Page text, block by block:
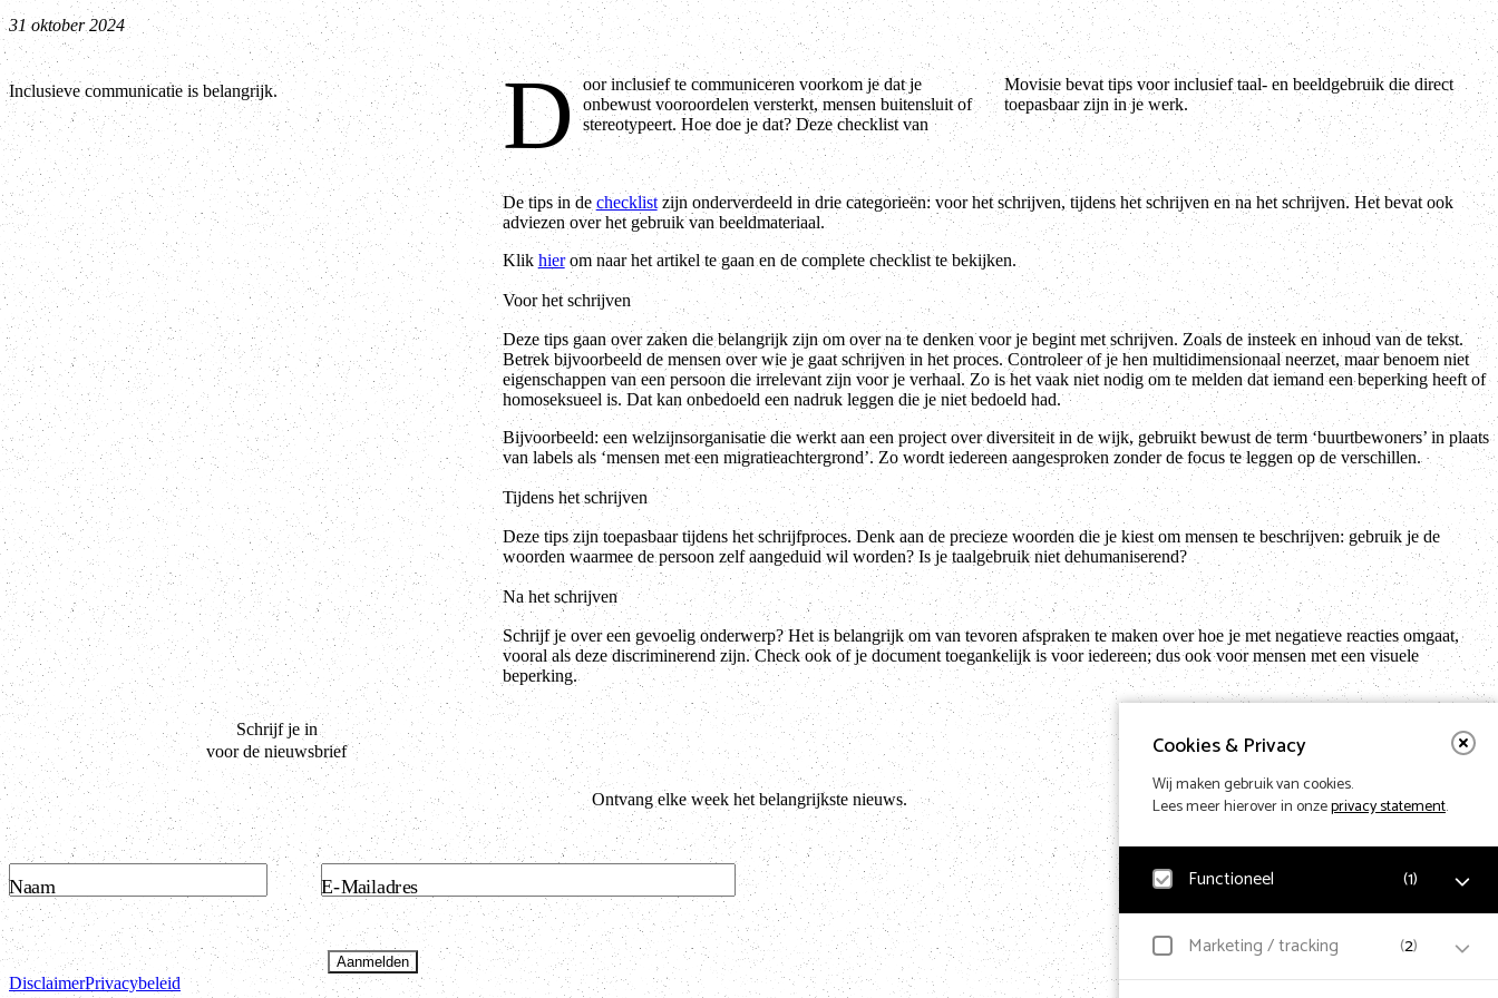
Cookies & Privacy
Wij maken gebruik van cookies.
Lees meer hierover in onzeprivacy statement.
Functioneel (1)
Noodzakelijk
onthouden van voorkeuren worden functionele cookies
Marketing / tracking (2)
31 oktober 2024
Inclusieve communicatie is belangrijk. D oor inclusief te communiceren voorkom je dat je
onbewust vooroordelen versterkt, mensen buitensluit of
stereotypeert. Hoe doe je dat? Deze checklist van
Movisie bevat tips voor inclusief taal- en beeldgebruik die direct
toepasbaar zijn in je werk.
De tips in de checklistzijn onderverdeeld in drie categorieën: voor het schrijven, tijdens het schrijven en na het schrijven. Het bevat ook
adviezen over het gebruik van beeldmateriaal.
Klik hierom naar het artikel te gaan en de complete checklist te bekijken.
Voor het schrijven
Deze tips gaan over zaken die belangrijk zijn om over na te denken voor je begint met schrijven. Zoals de insteek en inhoud van de tekst.
Betrek bijvoorbeeld de mensen over wie je gaat schrijven in het proces. Controleer of je hen multidimensionaal neerzet, maar benoem niet
eigenschappen van een persoon die irrelevant zijn voor je verhaal. Zo is het vaak niet nodig om te melden dat iemand een beperking heeft of
homoseksueel is. Dat kan onbedoeld een nadruk leggen die je niet bedoeld had.
Bijvoorbeeld: een welzijnsorganisatie die werkt aan een project over diversiteit in de wijk, gebruikt bewust de term ‘buurtbewoners’ in plaats
van labels als ‘mensen met een migratieachtergrond’. Zo wordt iedereen aangesproken zonder de focus te leggen op de verschillen.
Tijdens het schrijven
Deze tips zijn toepasbaar tijdens het schrijfproces. Denk aan de precieze woorden die je kiest om mensen te beschrijven: gebruik je de
woorden waarmee de persoon zelf aangeduid wil worden? Is je taalgebruik niet dehumaniserend?
Na het schrijven
Schrijf je over een gevoelig onderwerp? Het is belangrijk om van tevoren afspraken te maken over hoe je met negatieve reacties omgaat,
vooral als deze discriminerend zijn. Check ook of je document toegankelijk is voor iedereen; dus ook voor mensen met een visuele
beperking.
Schrijf je in
voor de nieuwsbrief
Ontvang elke week het belangrijkste nieuws.
Naam E-Mailadres
Aanmelden
DisclaimerPrivacybeleid
Terug naar